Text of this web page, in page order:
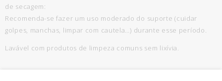
de secagem:
Recomenda-se fazer um uso moderado do suporte (cuidar
golpes, manchas, limpar com cautela…) durante esse período.
Lavável com produtos de limpeza comuns sem lixívia.